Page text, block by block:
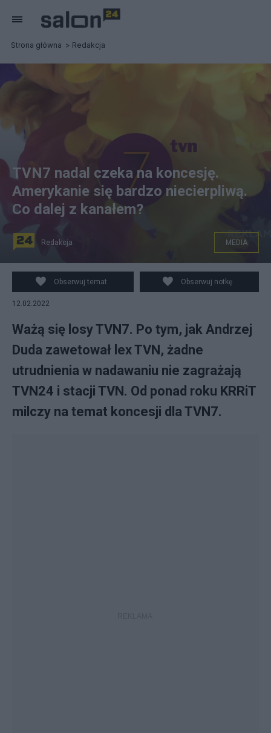
Strona główna Redakcja
TVN7 ma koncesję ważną do 25 lutego 2022 r.
TVN7 nadal czeka na koncesję.
Amerykanie się bardzo niecierpliwą.
Co dalej z kanałem?
Redakcja MEDIA
Obserwuj temat Obserwuj notkę
12.02.2022
Ważą się losy TVN7. Po tym, jak Andrzej
Duda zawetował lex TVN, żadne
utrudnienia w nadawaniu nie zagrażają
TVN24 i stacji TVN. Od ponad roku KRRiT
milczy na temat koncesji dla TVN7.